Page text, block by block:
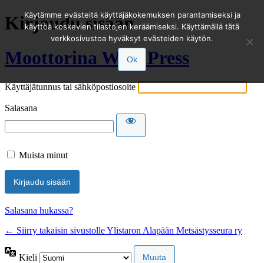
Kirjaudu sisään
Moottorina WordPress
Käyttäjätunnus tai sähköpostiosoite
Salasana
Muista minut
Salasana hukassa?
← Siirry takaisin sivustolle Ylistaron Alapään Metsästysseura ry
Kieli
Käytämme evästeitä käyttäjäkokemuksen parantamiseksi ja
käyttöä koskevien tilastojen keräämiseksi. Käyttämällä tätä
verkkosivustoa hyväksyt evästeiden käytön.
Ok